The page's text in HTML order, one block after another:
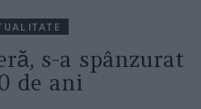
s-a spânzurat
de ani